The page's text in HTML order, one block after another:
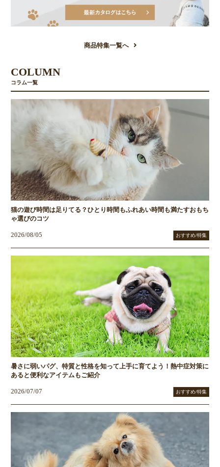
商品特集一覧へ
COLUMN
コラム一覧
猫の遊び時間は足りてる？ひとり時間もふれあい時間も満たすおもち
ゃ選びのコツ
2026/08/05 おすすめ/特集
暑さに弱いパグ、特質と性格を知って上手に育てよう！熱中症対策に
あると便利なアイテムもご紹介
2026/07/07 おすすめ/特集